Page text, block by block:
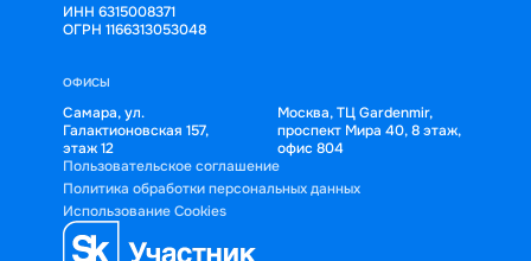
ИНН 6315008371
ОГРН 1166313053048
ОФИСЫ
Самара, ул.
Галактионовская 157,
этаж 12
Москва, ТЦ Gardenmir,
проспект Мира 40, 8 этаж,
офис 804
Пользовательское соглашение
Политика обработки персональных данных
Использование Cookies